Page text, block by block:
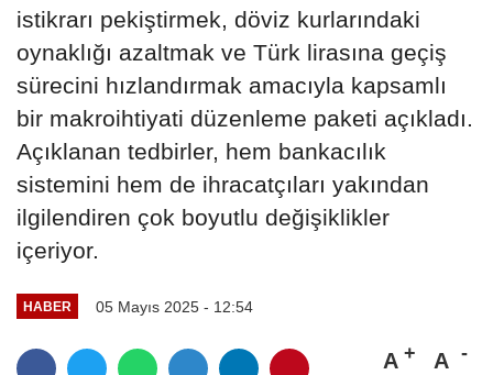
istikrarı pekiştirmek, döviz kurlarındaki
oynaklığı azaltmak ve Türk lirasına geçiş
sürecini hızlandırmak amacıyla kapsamlı
bir makroihtiyati düzenleme paketi açıkladı.
Açıklanan tedbirler, hem bankacılık
sistemini hem de ihracatçıları yakından
ilgilendiren çok boyutlu değişiklikler
içeriyor.
HABER 05 Mayıs 2025 - 12:54
A A